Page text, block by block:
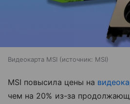
Видеокарта MSI источник: MSI
MSI повысила цены на
чем на 20% из-за